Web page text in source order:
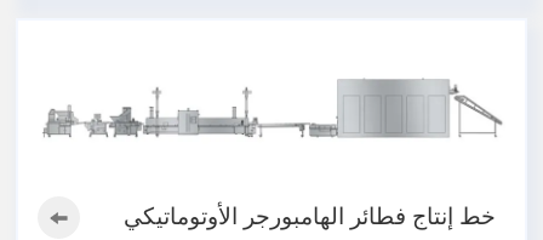
خط إنتاج فطائر الهامبورجر الأوتوماتيكي